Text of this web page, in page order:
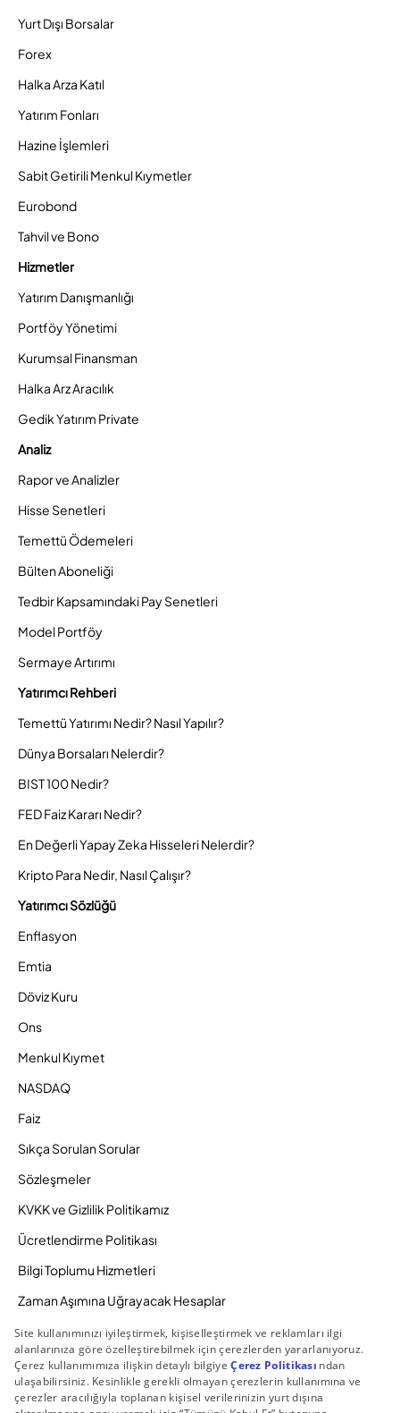
Yurt Dışı Borsalar
Forex
Halka Arza Katıl
Yatırım Fonları
Hazine İşlemleri
Sabit Getirili Menkul Kıymetler
Eurobond
Tahvil ve Bono
Hizmetler
Yatırım Danışmanlığı
Portföy Yönetimi
Kurumsal Finansman
Halka Arz Aracılık
Gedik Yatırım Private
Analiz
Rapor ve Analizler
Hisse Senetleri
Temettü Ödemeleri
Bülten Aboneliği
Tedbir Kapsamındaki Pay Senetleri
Model Portföy
Sermaye Artırımı
Yatırımcı Rehberi
Temettü Yatırımı Nedir? Nasıl Yapılır?
Dünya Borsaları Nelerdir?
BIST 100 Nedir?
FED Faiz Kararı Nedir?
En Değerli Yapay Zeka Hisseleri Nelerdir?
Kripto Para Nedir, Nasıl Çalışır?
Yatırımcı Sözlüğü
Enflasyon
Emtia
Döviz Kuru
Ons
Menkul Kıymet
NASDAQ
Faiz
Sıkça Sorulan Sorular
Sözleşmeler
KVKK ve Gizlilik Politikamız
Ücretlendirme Politikası
Bilgi Toplumu Hizmetleri
Zaman Aşımına Uğrayacak Hesaplar
Duyurular ve Kampanyalar